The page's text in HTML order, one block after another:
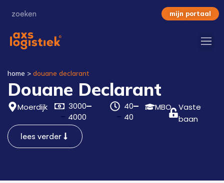
mijn portaal
home > douane declarant
Douane Declarant
Moerdijk
3000
4000
40
40
MBO
Vaste
baan
lees verder